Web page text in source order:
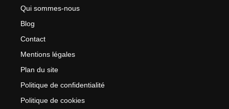
Qui sommes-nous
Blog
Contact
Mentions légales
Plan du site
Politique de confidentialité
Politique de cookies